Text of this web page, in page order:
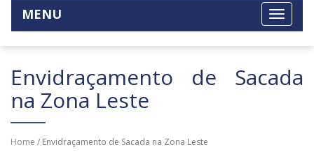
MENU
Envidraçamento de Sacada
na Zona Leste
Home / Envidraçamento de Sacada na Zona Leste